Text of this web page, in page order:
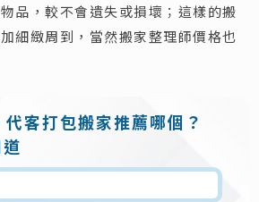
品，較不會遺失或損壞；這樣的搬
細緻周到，當然搬家整理師價格也
客打包搬家推薦哪個？